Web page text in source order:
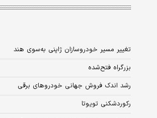
تغییر مسیر خودروسازان ژاپنی به‌سوی هند
بزرگراه فتح‌شده
رشد اندک فروش جهانی خودروهای برقی
رکوردشکنی تویوتا